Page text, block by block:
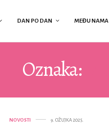
DAN PO DAN MEĐU NAMA
Oznaka:
NOVOSTI 9. OŽUJKA 2025.